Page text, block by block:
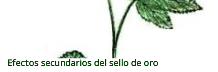
Efectos secundarios del sello de oro